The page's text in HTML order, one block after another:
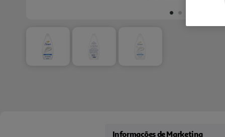
Informações de Marketing